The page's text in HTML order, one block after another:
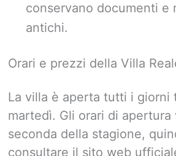
conservano documenti e
antichi.
Orari e prezzi della Villa
La villa è aperta tutti i giorni
martedì. Gli orari di apertura
seconda della stagione,
consultare il sito web